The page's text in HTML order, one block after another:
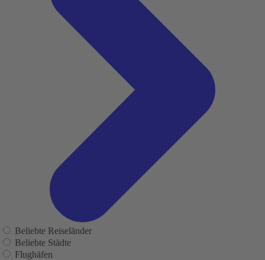
Beliebte Reiseländer
Beliebte Städte
Flughäfen